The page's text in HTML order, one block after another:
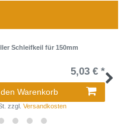
Schleifkeil für 150mm
5,03 € *
Warenkorb
zzgl.Versandkosten